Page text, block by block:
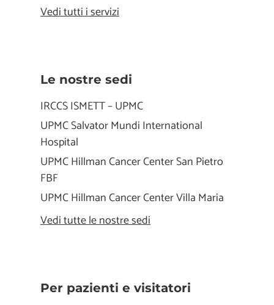
Vedi tutti i servizi
Le nostre sedi
IRCCS ISMETT – UPMC
UPMC Salvator Mundi International
Hospital
UPMC Hillman Cancer Center San Pietro
FBF
UPMC Hillman Cancer Center Villa Maria
Vedi tutte le nostre sedi
Per pazienti e visitatori